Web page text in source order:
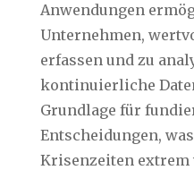
Anwendungen
Unternehmen,
erfassen und zu
kontinuierliche
Grundlage für
Entscheidungen,
Krisenzeiten